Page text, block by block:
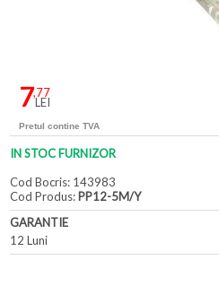
7,77
LEI
Pretul contine TVA
IN STOC FURNIZOR
Cod Bocris: 143983
Cod Produs: PP12-5M/Y
GARANTIE
12 Luni